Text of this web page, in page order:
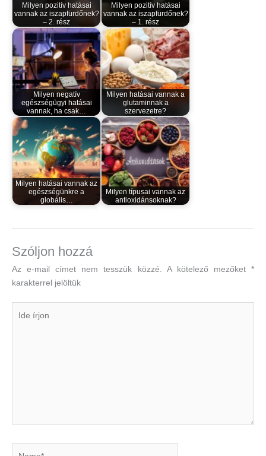
Milyen pozitív hatásai
vannak az iszapfürdőnek?
– 2. rész
Milyen pozitív hatásai
vannak az iszapfürdőnek?
– 1. rész
Milyen negatív
egészségügyi hatásai
vannak, ha csak…
Milyen hatásai vannak a
glutaminnak a
szervezetre?
Milyen hatásai vannak az
egészségünkre a
globális…
Milyen típusai vannak az
antioxidánsoknak?
Szóljon hozzá
Az e-mail címet nem tesszük közzé. A kötelező mezőket*
karakterrel jelöltük